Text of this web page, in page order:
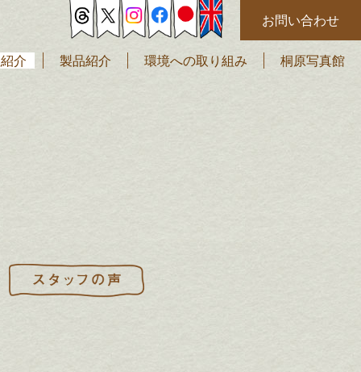
お問い合わせ
介 製品紹介 環境への取り組み 桐原写真館